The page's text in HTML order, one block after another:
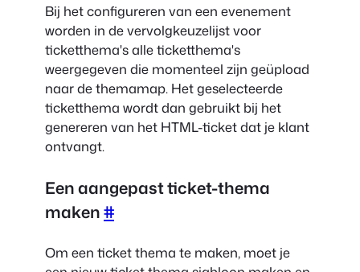
Bij het configureren van een evenement
worden in de vervolgkeuzelijst voor
ticketthema's alle ticketthema's
weergegeven die momenteel zijn geüpload
naar de themamap. Het geselecteerde
ticketthema wordt dan gebruikt bij het
genereren van het HTML-ticket dat je klant
ontvangt.
Een aangepast ticket-thema
maken#
Om een ticket thema te maken, moet je